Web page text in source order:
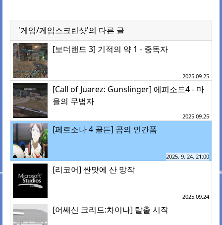
'게임/게임스크린샷'의 다른 글
[보더랜드 3] 기적의 약 1 - 중독자
2025.09.25
[Call of Juarez: Gunslinger] 에피소드4 - 마
을의 무법자
2025.09.25
[페르소나 4 골든] 곰의 인간폼
2025. 9. 24. 21:00
[리코어] 싼맛에 산 망작
2025.09.24
[어쌔신 크리드:차이나] 탈출 시작